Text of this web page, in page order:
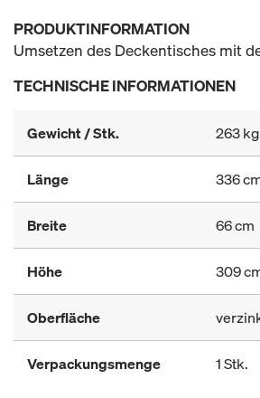
PRODUKTINFORMATION
Umsetzen des Deckentisches mit
TECHNISCHE INFORMATIONEN
Gewicht / Stk. 263 kg
Länge 336
Breite 66 cm
Höhe 309
Oberfläche
Verpackungsmenge 1 Stk.